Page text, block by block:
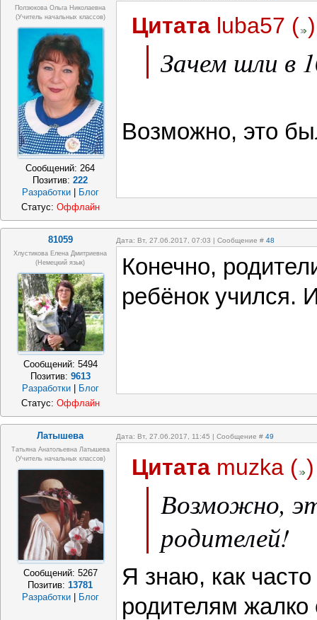
Ползюкова Ольга Николаевна
(Учитель начальных классов)
Сообщений:264
Позитив:222
Разработки
Блог
Цитата luba57 ( )
Зачем шли в
Возможно, это
Статус: Оффлайн
81059 Дата: Вт, 27.06.2017, 07:03 | Сообщение # 48
Хлустикова Елена Дмитриевна
(немецкий язык)
Сообщений: 5494
Позитив: 9613
Разработки
Блог
Конечно,
ребёнок учился.
Статус: Оффлайн
Латышева Дата: Вт, 27.06.2017, 11:45 | Сообщение # 49
Татьяна Анатольевна Латышева
(учитель начальных классов)
Сообщений: 5267
Позитив:13781
Разработки
Блог
Цитата muzka ( )
Возможно,
родителей!
Я знаю, как
родителям жалко